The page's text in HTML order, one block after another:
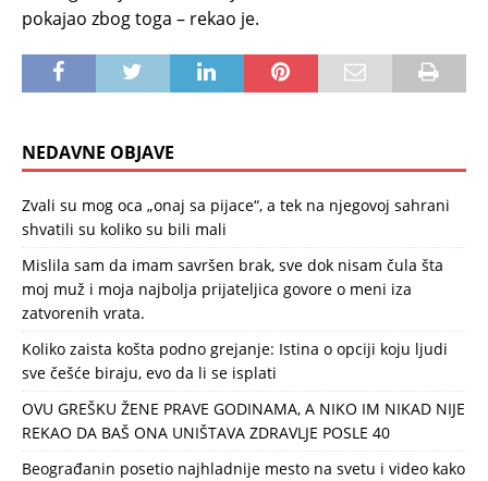
pokajao zbog toga – rekao je.
NEDAVNE OBJAVE
Zvali su mog oca „onaj sa pijace“, a tek na njegovoj sahrani
shvatili su koliko su bili mali
Mislila sam da imam savršen brak, sve dok nisam čula šta
moj muž i moja najbolja prijateljica govore o meni iza
zatvorenih vrata.
Koliko zaista košta podno grejanje: Istina o opciji koju ljudi
sve češće biraju, evo da li se isplati
OVU GREŠKU ŽENE PRAVE GODINAMA, A NIKO IM NIKAD NIJE
REKAO DA BAŠ ONA UNIŠTAVA ZDRAVLJE POSLE 40
Beograđanin posetio najhladnije mesto na svetu i video kako